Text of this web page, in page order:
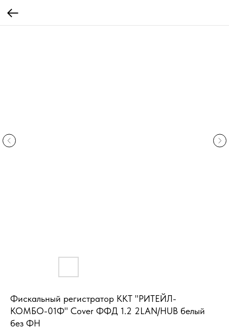
Фискальный регистратор ККТ "РИТЕЙЛ-
КОМБО-01Ф" Cover ФФД 1.2 2LAN/HUB белый
без ФН